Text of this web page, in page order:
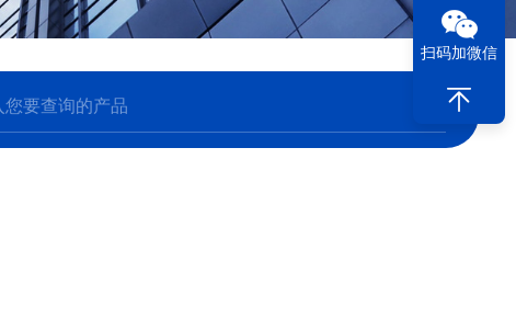
扫码加微信